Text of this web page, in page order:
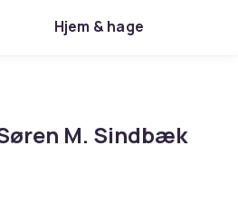
Hjem & hage
M. Sindbæk